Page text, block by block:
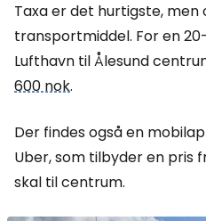
Taxa er det hurtigste,
transportmiddel. For en
Lufthavn til Ålesund
600 nok.
Der findes også en
Uber, som tilbyder en pris
skal til centrum.